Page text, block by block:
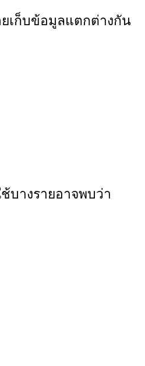
ยเก็บข้อมูลแตกต่างกัน
บางรายอาจพบว่า